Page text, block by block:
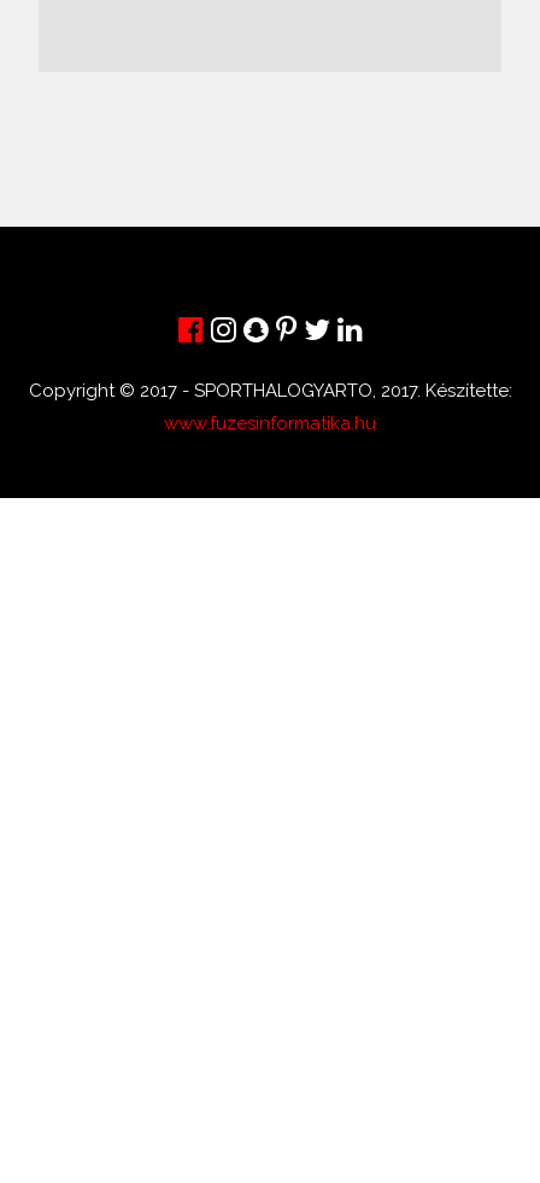
Copyright © 2017 - SPORTHALOGYARTO, 2017. Készítette:
www.fuzesinformatika.hu